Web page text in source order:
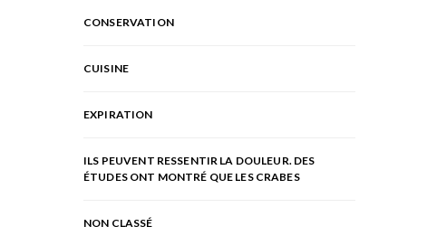
CONSERVATION
CUISINE
EXPIRATION
ILS PEUVENT RESSENTIR LA DOULEUR. DES
ÉTUDES ONT MONTRÉ QUE LES CRABES
NON CLASSÉ